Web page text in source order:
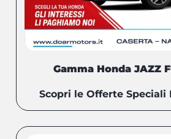
Gamma Honda JAZZ
Scopri le Offerte Speciali